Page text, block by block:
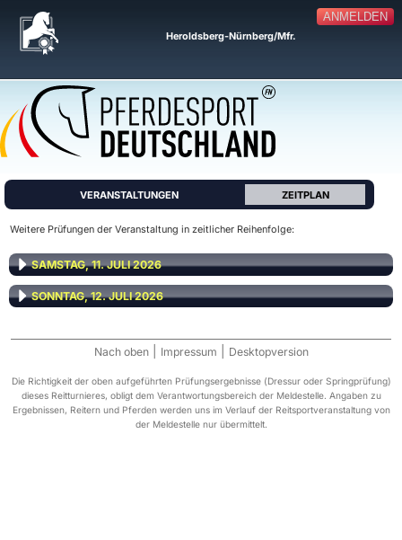
ANMELDEN
Heroldsberg-Nürnberg/Mfr.
VERANSTALTUNGEN ZEITPLAN
Weitere Prüfungen der Veranstaltung in zeitlicher Reihenfolge:
SAMSTAG, 11. JULI 2026
SONNTAG, 12. JULI 2026
Nach oben Impressum Desktopversion
Die Richtigkeit der oben aufgeführten Prüfungsergebnisse (Dressur oder Springprüfung)
dieses Reitturnieres, obligt dem Verantwortungsbereich der Meldestelle. Angaben zu
Ergebnissen, Reitern und Pferden werden uns im Verlauf der Reitsportveranstaltung von
der Meldestelle nur übermittelt.